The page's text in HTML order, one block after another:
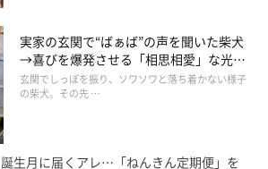
実家の玄関で“ばぁば”の声を聞いた柴犬
→喜びを爆発させる「相思相愛」な光景
にほっこり
玄関でしっぽを振り、ソワソワと落ち着かない様子
の柴犬。その先 …
誕生月に届くアレ…「ねんきん定期便」を